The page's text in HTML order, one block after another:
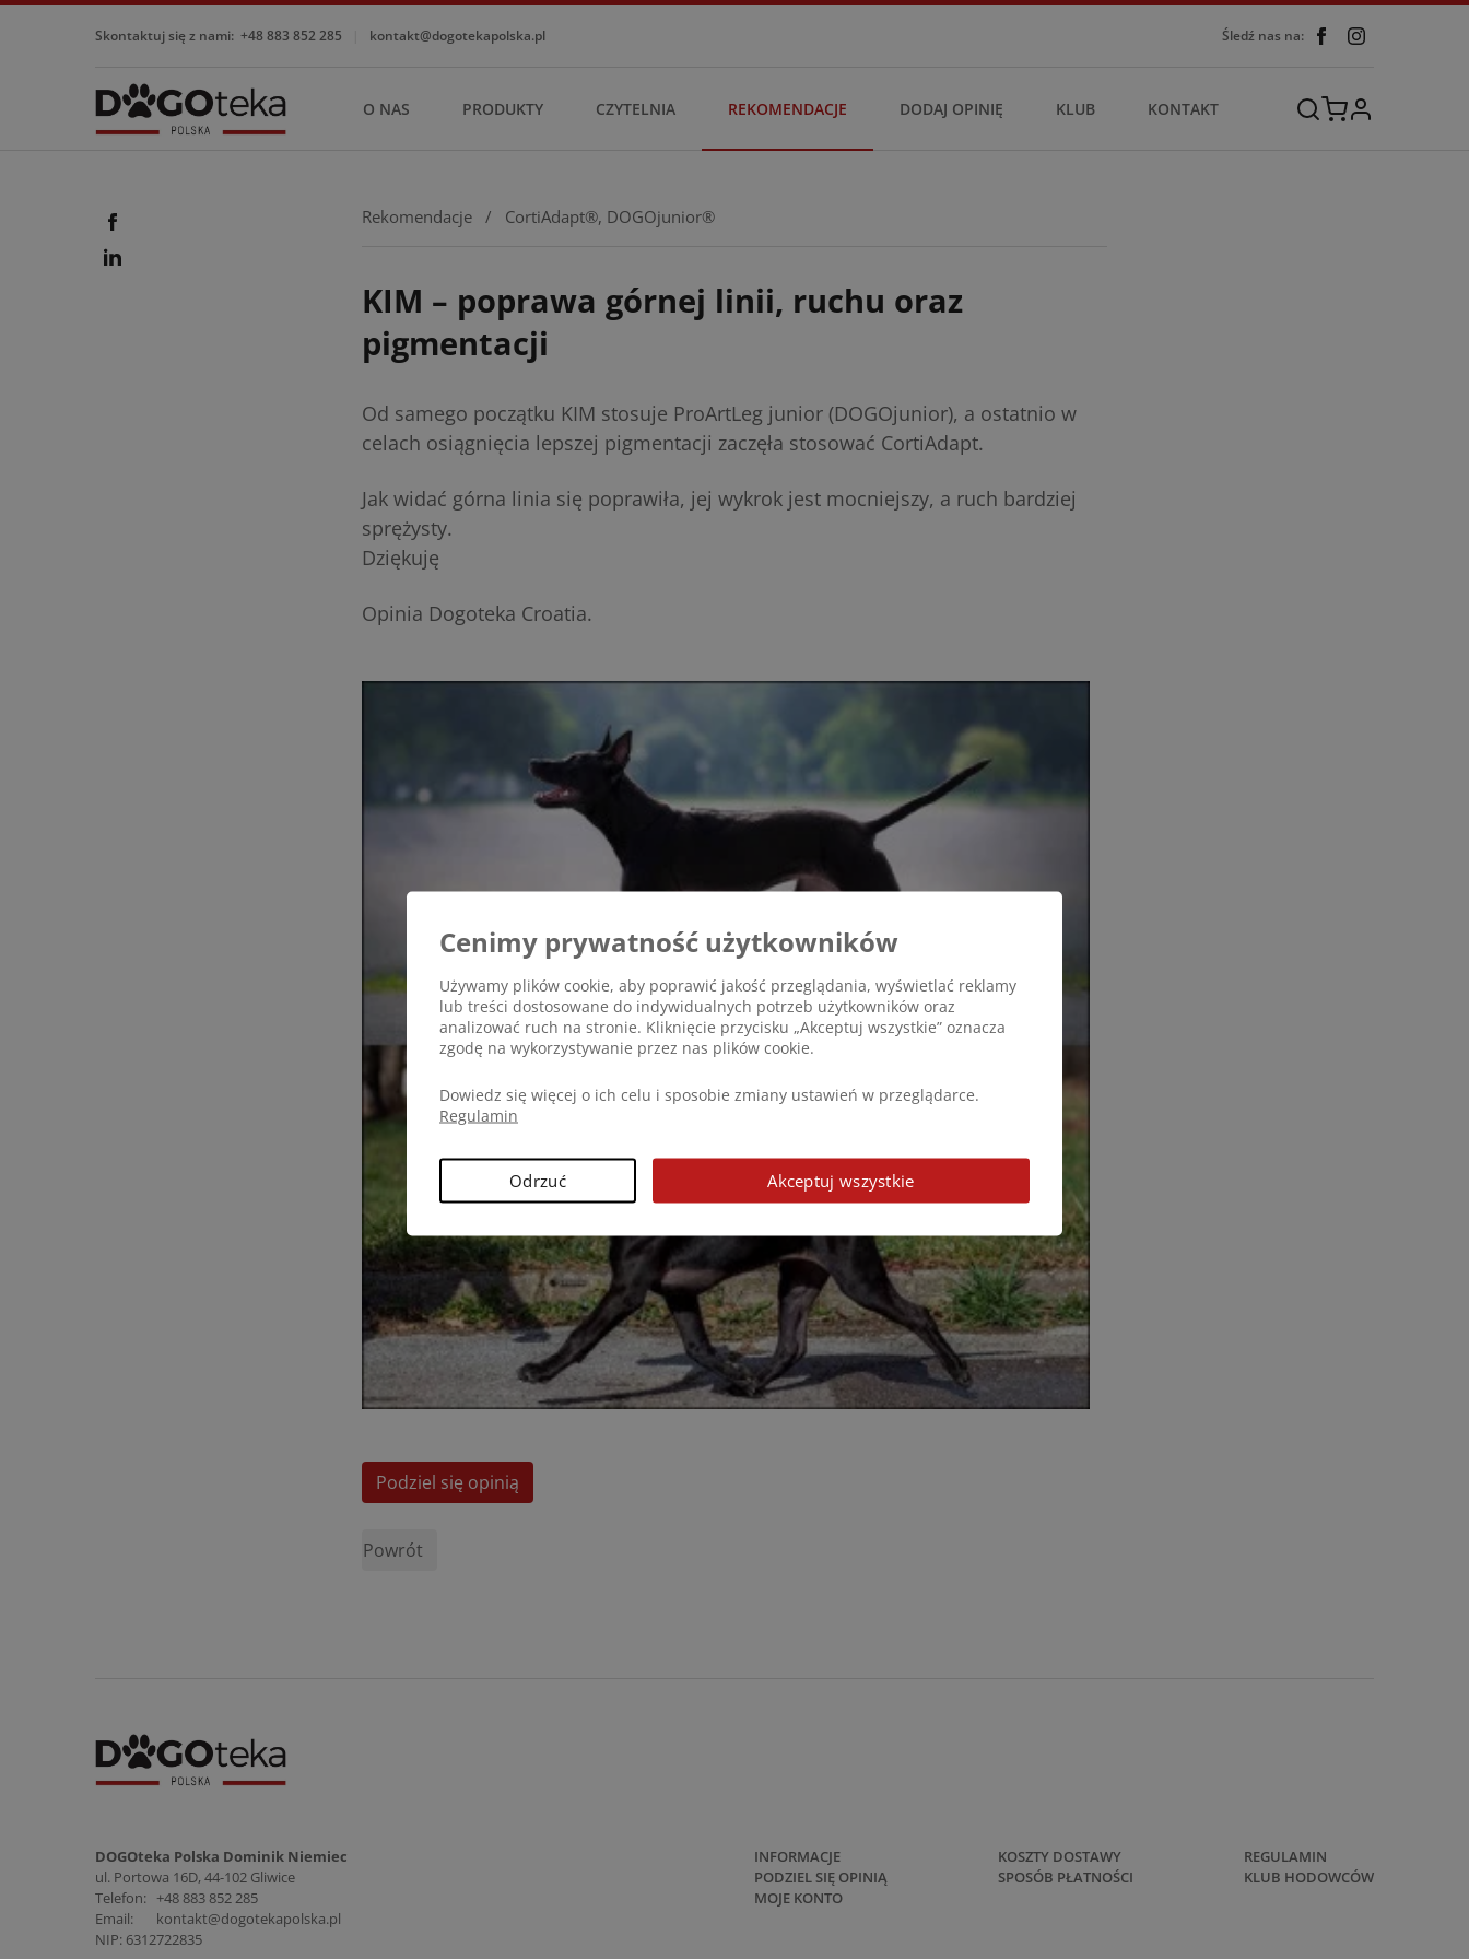
Skontaktuj się z nami: +48 883 852 285 kontakt@dogotekapolska.pl Śledź nas na:
O NAS PRODUKTY CZYTELNIA REKOMENDACJE DODAJ OPINIĘ KLUB KONTAKT
Rekomendacje / CortiAdapt®, DOGOjunior®
KIM – poprawa górnej linii, ruchu oraz
pigmentacji
Od samego początku KIM stosuje ProArtLeg junior (DOGOjunior), a ostatnio w
celach osiągnięcia lepszej pigmentacji zaczęła stosować CortiAdapt.
Jak widać górna linia się poprawiła, jej wykrok jest mocniejszy, a ruch bardziej
sprężysty.
Dziękuję
Opinia Dogoteka Croatia.
Podziel się opinią
Powrót
DOGOteka Polska Dominik Niemiec
ul. Portowa 16D, 44-102 Gliwice
Telefon: +48 883 852 285
Email:
kontakt@dogotekapolska.pl
NIP: 6312722835
INFORMACJE
PODZIEL SIĘ OPINIĄ
MOJE KONTO
KOSZTY DOSTAWY
SPOSÓB PŁATNOŚCI
REGULAMIN
KLUB HODOWCÓW
Cenimy prywatność użytkowników
Używamy plików cookie, aby poprawić jakość przeglądania, wyświetlać reklamy
lub treści dostosowane do indywidualnych potrzeb użytkowników oraz
analizować ruch na stronie. Kliknięcie przycisku „Akceptuj wszystkie” oznacza
zgodę na wykorzystywanie przez nas plików cookie.
Dowiedz się więcej o ich celu i sposobie zmiany ustawień w przeglądarce.
Regulamin
Odrzuć Akceptuj wszystkie